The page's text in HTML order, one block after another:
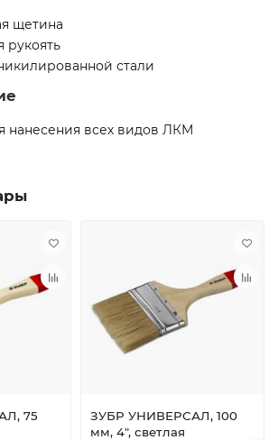
щетина
рукоять
стали
нанесения всех видов ЛКМ
75
ЗУБР УНИВЕРСАЛ, 100
мм, 4″, светлая